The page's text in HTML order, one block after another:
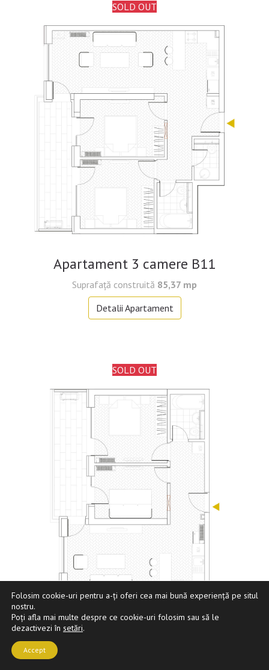
SOLD OUT
Apartament 3 camere B11
Suprafață construită 85,37 mp
Detalii Apartament
SOLD OUT
Apartament 2 camere + birou B10
Folosim cookie-uri pentru a-ți oferi cea mai bună experiență pe situl
nostru.
Poți afla mai multe despre ce cookie-uri folosim sau să le
dezactivezi în setări.
Accept